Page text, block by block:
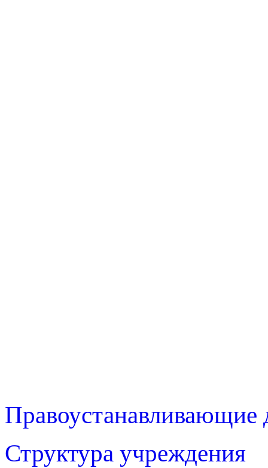
Правоустанавливающие
Структура учреждения